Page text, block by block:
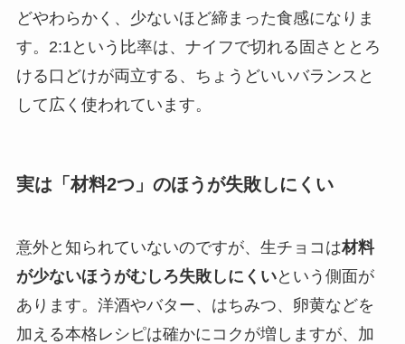
どやわらかく、少ないほど締まった食感になりま
す。2:1という比率は、ナイフで切れる固さととろ
ける口どけが両立する、ちょうどいいバランスと
して広く使われています。
実は「材料2つ」のほうが失敗しにくい
意外と知られていないのですが、生チョコは材料
が少ないほうがむしろ失敗しにくいという側面が
あります。洋酒やバター、はちみつ、卵黄などを
加える本格レシピは確かにコクが増しますが、加